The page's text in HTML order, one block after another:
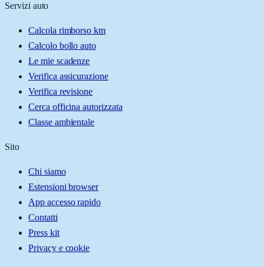
Servizi auto
Calcola rimborso km
Calcolo bollo auto
Le mie scadenze
Verifica assicurazione
Verifica revisione
Cerca officina autorizzata
Classe ambientale
Sito
Chi siamo
Estensioni browser
App accesso rapido
Contatti
Press kit
Privacy e cookie